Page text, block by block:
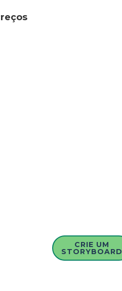
CRIE UM
STORYBOARD